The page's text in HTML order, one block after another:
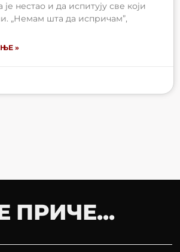
је нестао и да испитују све који
„Немам шта да испричам”,
»
ПРИЧЕ...